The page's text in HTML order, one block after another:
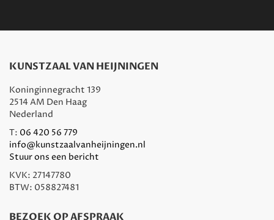
KUNSTZAAL VAN HEIJNINGEN
Koninginnegracht 139
2514 AM Den Haag
Nederland
T: 06 420 56 779
info@kunstzaalvanheijningen.nl
Stuur ons een bericht
KVK: 27147780
BTW: 058827481
BEZOEK OP AFSPRAAK